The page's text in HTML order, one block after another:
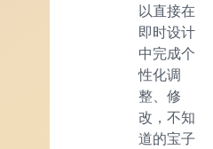
以直接在
即时设计
中完成个
性化调
整、修
改，不知
道的宝子